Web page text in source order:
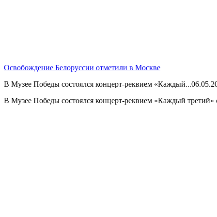
Освобождение Белоруссии отметили в Москве
В Музее Победы состоялся концерт-реквием «Каждый...
В Музее Победы состоялся концерт-реквием «Каждый третий»